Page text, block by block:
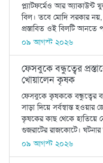
প্ল্যাটফর্মেও আর
বিল। তবে মোদি সরকার নয়,
প্রস্তাবিত ওই বিলটি আনতে
০৯ আগস্ট ২০২৬
ফেসবুকে বন্ধুত্বের
খোয়ালেন কৃষক
ফেসবুকে কৃষককে বন্ধুত্বের
সাড়া দিয়ে সর্বস্বান্ত
কৃষকের কাছ থেকে হাতিয়ে
গুজরাটের রাজকোটে। ঘটনার
০৯ আগস্ট ২০২৬